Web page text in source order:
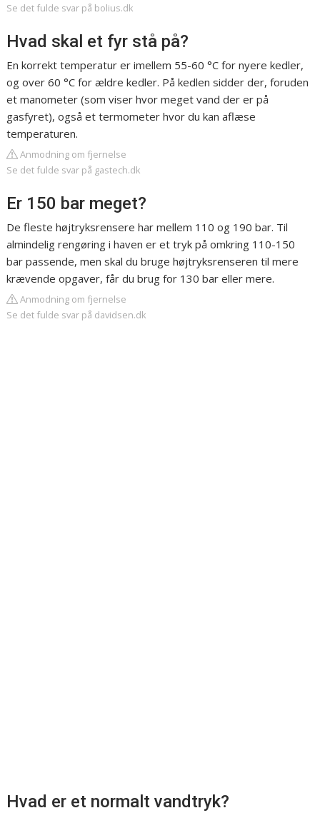
Se det fulde svar på bolius.dk
Hvad skal et fyr stå på?
En korrekt temperatur er imellem 55-60 °C for nyere kedler,
og over 60 °C for ældre kedler. På kedlen sidder der, foruden
et manometer (som viser hvor meget vand der er på
gasfyret), også et termometer hvor du kan aflæse
temperaturen.
Anmodning om fjernelse
Se det fulde svar på gastech.dk
Er 150 bar meget?
De fleste højtryksrensere har mellem 110 og 190 bar. Til
almindelig rengøring i haven er et tryk på omkring 110-150
bar passende, men skal du bruge højtryksrenseren til mere
krævende opgaver, får du brug for 130 bar eller mere.
Anmodning om fjernelse
Se det fulde svar på davidsen.dk
Hvad er et normalt vandtryk?